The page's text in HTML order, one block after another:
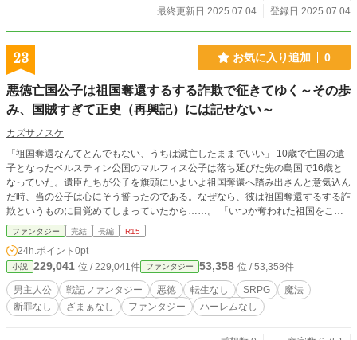
最終更新日 2025.07.04
登録日 2025.07.04
23 お気に入り追加 0
悪徳亡国公子は祖国奪還するする詐欺で征きてゆく～その歩
み、国賊すぎて正史（再興記）には記せない～
カズサノスケ
「祖国奪還なんてとんでもない、うちは滅亡したままでいい」 10歳で亡国の遺
子となったベルスティン公国のマルフィス公子は落ち延びた先の島国で16歳と
なっていた。遺臣たちが公子を旗頭にいよいよ祖国奪還へ踏み出さんと意気込ん
だ時、当の公子は心にそう誓ったのである。なぜなら、彼は祖国奪還するする詐
欺というものに目覚めてしまっていたから……。 「いつか奪われた祖国をこの
手で取り戻す！」 そう言えば誰もが立派な志だと褒め称えてくれた。支援を申
し出てくれる人達がいた。そして、亡国の陰を背負った身は「心の支えになりた
い！」とする献身的な女性を引き寄せた。 それなりに豊かな暮らしがあり、落
ち延びた先の島国の王女と恋仲にもなっていた時、公子は思うのであった。
「何も苦労してまで祖国奪還する必要なんてない。このまま婿入りして島国の王
にでも収まれば充分過ぎるじゃないか。そもそも俺の人生は滅亡からのスタート
なのだから」 そうして祖国奪還への路を避け続ける公子であったが、不運な事
ファンタジー 完結 長編 R15
24h.ポイント 0pt
小説 229,041 位 / 229,041件 ファンタジー 53,358 位 / 53,358件
男主人公 戦記ファンタジー 悪徳 転生なし SRPG
魔法
断罪なし
ざまぁなし ファンタジー ハーレムなし